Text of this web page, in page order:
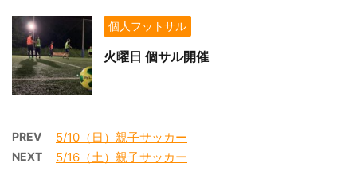
個人フットサル
火曜日 個サル開催
PREV 5/10（日）親子サッカー
NEXT 5/16（土）親子サッカー